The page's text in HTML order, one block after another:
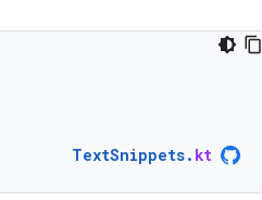
TextSnippets. kt